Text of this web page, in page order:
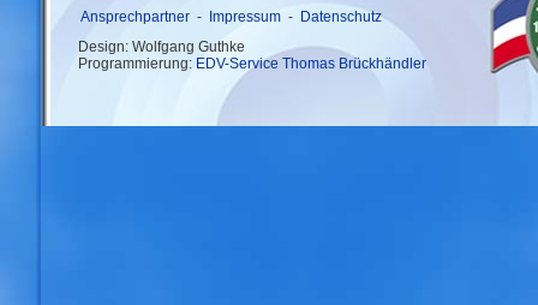
Ansprechpartner - Impressum - Datenschutz
Design: Wolfgang Guthke
Programmierung: EDV-Service Thomas Brückhändler